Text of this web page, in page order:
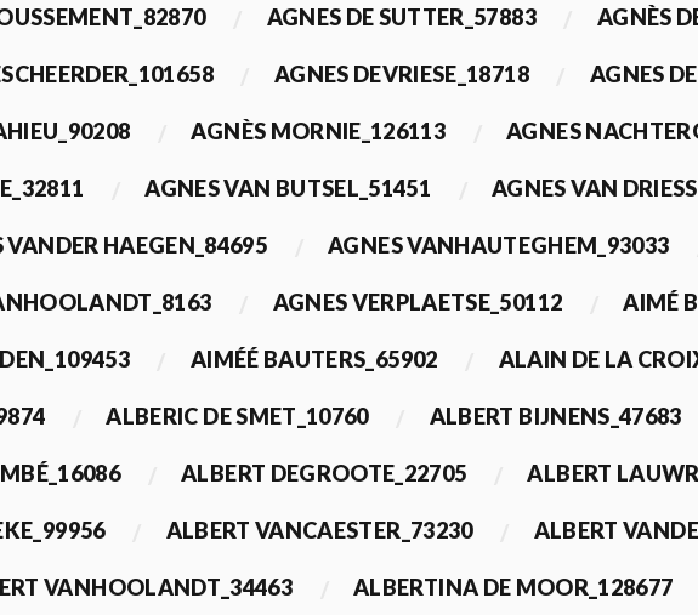
AGNES DE SUTTER_57883 AGNÈS
AGNES DEVRIESE_18718 AGNES
AGNÈS MORNIE_126113 AGNES
AGNES VAN BUTSEL_51451 AGNES VAN
VANDER HAEGEN_84695 AGNES VANHAUTEGHEM_93033
AGNES VERPLAETSE_50112 AIMÉ
AIMÉÉ BAUTERS_65902 ALAIN DE LA
ALBERIC DE SMET_10760 ALBERT BIJNENS_47683
ALBERT DEGROOTE_22705 ALBERT
ALBERT VANCAESTER_73230 ALBERT
VANHOOLANDT_34463 ALBERTINA DE MOOR_128677